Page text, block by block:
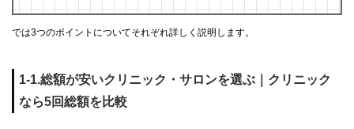
では3つのポイントについてそれぞれ詳しく説明します。
1-1.総額が安いクリニック・サロンを選ぶ｜クリニック
なら5回総額を比較